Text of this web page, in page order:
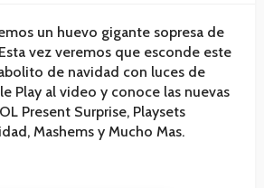
un huevo gigante sopresa de
vez veremos que esconde este
de navidad con luces de
Play al video y conoce las nuevas
Present Surprise, Playsets
Mashems y Mucho Mas.